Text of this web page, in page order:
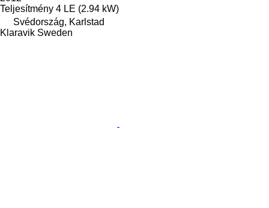
Teljesítmény 4 LE (2.94 kW)
Svédország, Karlstad
Klaravik Sweden